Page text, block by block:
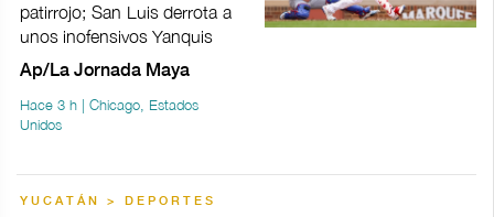
patirrojo; San Luis derrota a
unos inofensivos Yanquis
Ap/La Jornada Maya
Hace 3 h | Chicago, Estados
Unidos
YUCATÁN > DEPORTES